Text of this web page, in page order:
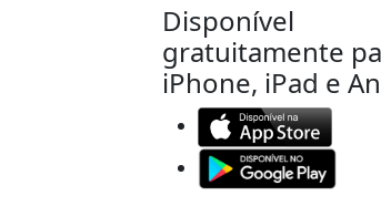
Disponível
gratuitamente
iPhone, iPad e